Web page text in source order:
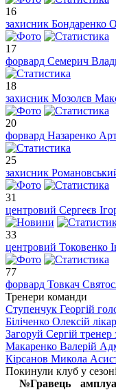
16
захисник Бондаренко
17
форвард Семерич
18
захисник Мозолєв
20
форвард Назаренко
25
захисник
31
центровий Сергеєв
33
центровий Токовенко
77
форвард Товкач
Тренери команди
Ступенчук Георгій
Біліченко Олексій лікар
Загоруй Сергій тренер
Макаренко Валерій
Кірсанов Микола
Покинули клуб у
№Гравець амплуа